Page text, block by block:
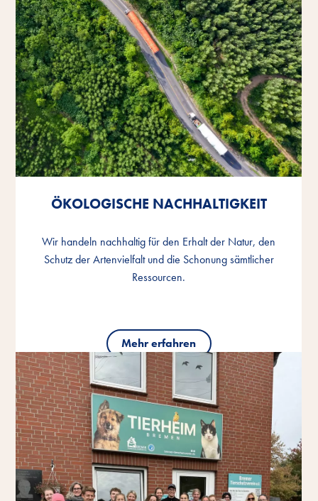
ÖKOLOGISCHE NACHHALTIGKEIT
Wir handeln nachhaltig für den Erhalt der Natur, den
Schutz der Artenvielfalt und die Schonung sämtlicher
Ressourcen.
Mehr erfahren
ÖKOLOGISCHE NACHHALTIGKEIT
Wir handeln nachhaltig für den Erhalt der Natur, den
Schutz der Artenvielfalt und die Schonung sämtlicher
Ressourcen.
Mehr erfahren
ÖKOLOGISCHE NACHHALTIGKEIT
Wir handeln nachhaltig für den Erhalt der Natur, den
Schutz der Artenvielfalt und die Schonung sämtlicher
Ressourcen.
Mehr erfahren